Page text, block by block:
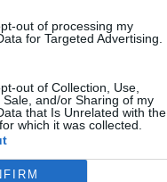
out of processing my
for Targeted Advertising.
out of Collection, Use,
Sale, and/or Sharing of my
that Is Unrelated with the
which it was collected.
ΑΡΘΡΑ